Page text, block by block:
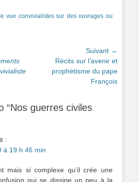
vue convivialistes sur des ouvrages ou
Suivant →
suivant :
Récits sur l’avenir et
prophétisme du pape
François
“Nos guerres civiles
:
à 19 h 46 min
mais si complexe qu’il crée une
qui se dissipe un peu à la